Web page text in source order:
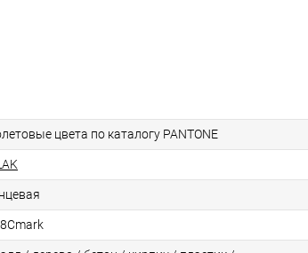
цвета по каталогу PANTONE